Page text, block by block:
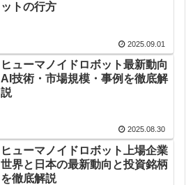
ットの行方
2025.09.01
ヒューマノイドロボット最新動向
AI技術・市場規模・事例を徹底解
説
2025.08.30
ヒューマノイドロボット上場企業
世界と日本の最新動向と投資銘柄
を徹底解説